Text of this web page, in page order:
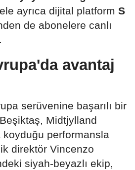
ayrıca dijital platform S
de abonelere canlı
avantaj
serüvenine başarılı bir
Midtjylland
koyduğu performansla
direktör Vincenzo
siyah-beyazlı ekip,